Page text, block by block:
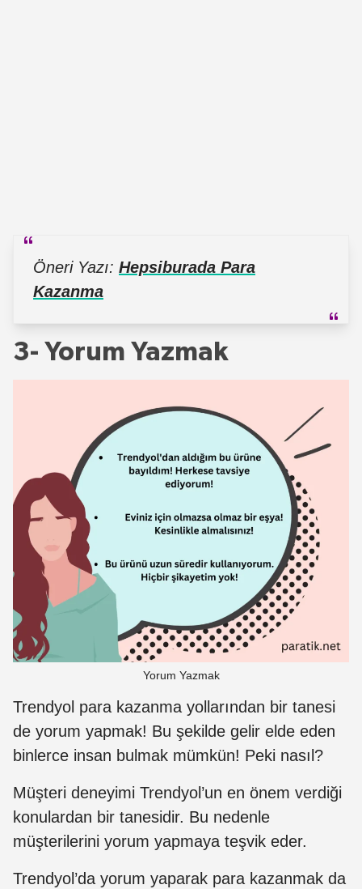
Öneri Yazı: Hepsiburada Para
Kazanma
3- Yorum Yazmak
Yorum Yazmak
Trendyol para kazanma yollarından bir tanesi
de yorum yapmak! Bu şekilde gelir elde eden
binlerce insan bulmak mümkün! Peki nasıl?
Müşteri deneyimi Trendyol’un en önem verdiği
konulardan bir tanesidir. Bu nedenle
müşterilerini yorum yapmaya teşvik eder.
Trendyol’da yorum yaparak para kazanmak da